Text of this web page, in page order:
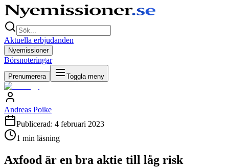
Aktuella erbjudanden
Nyemissioner
Börsnoteringar
Prenumerera Toggla meny
Andreas Poike
Publicerad: 4 februari 2023
1 min läsning
Axfood är en bra aktie till låg risk